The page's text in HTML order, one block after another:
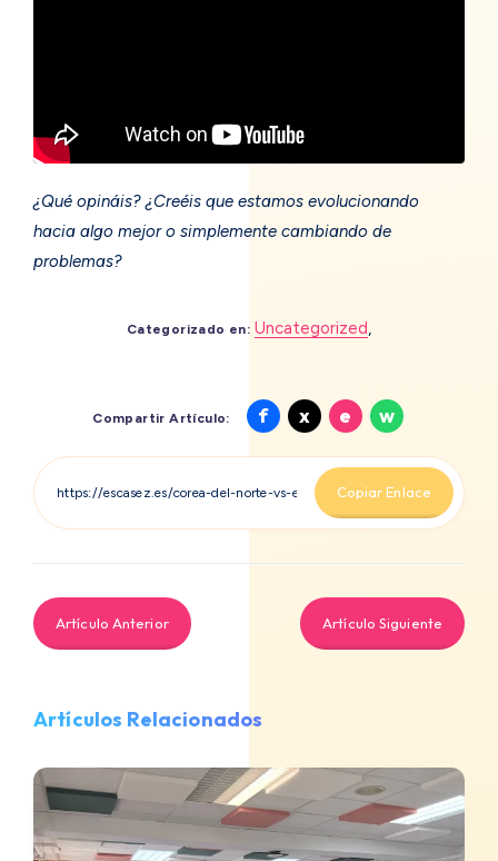
¿Qué opináis? ¿Creéis que estamos evolucionando
hacia algo mejor o simplemente cambiando de
problemas?
Categorizado en: Uncategorized,
Compartir Artículo: fCompartir
Facebook
xCompartir
X
e Compartir
Email
wCompartir
Whatsapp
Copiar Enlace
Artículo Anterior Artículo Siguiente
Artículos Relacionados